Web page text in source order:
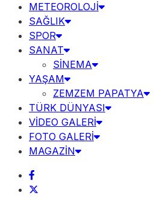
METEOROLOJİ
SAĞLIK
SPOR
SANAT
SİNEMA
YAŞAM
ZEMZEM PAPATYA
TÜRK DÜNYASI
VİDEO GALERİ
FOTO GALERİ
MAGAZİN